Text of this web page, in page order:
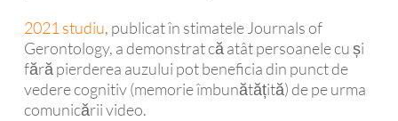
2021 studiu, publicat în stimatele Journals of
Gerontology, a demonstrat că atât persoanele cu și
fără pierderea auzului pot beneficia din punct de
vedere cognitiv (memorie îmbunătățită) de pe urma
comunicării video.